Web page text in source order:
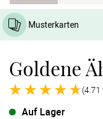
Musterkarten
Goldene
(4.71
Auf Lager